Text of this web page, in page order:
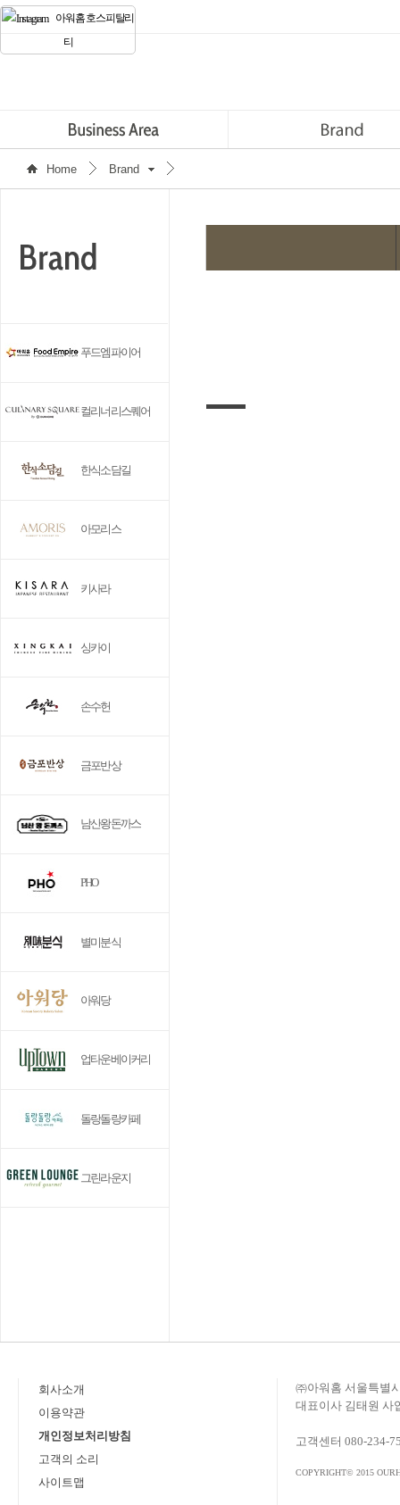
아워홈 호스피탈리
티
Home Brand
푸드엠파이어
컬리너리스퀘어
한식소담길
아모리스
키사라
싱카이
손수헌
금포반상
남산왕돈까스
PHO
별미분식
아워당
업타운베이커리
돌랑돌랑카페
그린라운지
회사소개
이용약관
개인정보처리방침
고객의 소리
사이트맵
㈜아워홈 서울특별
대표이사 김태원 사
고객센터 080-234-
COPYRIGHT© 2015